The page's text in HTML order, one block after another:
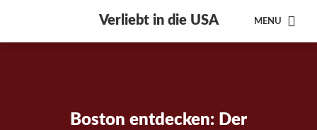
Verliebt in die USA MENU
Boston entdecken: Der